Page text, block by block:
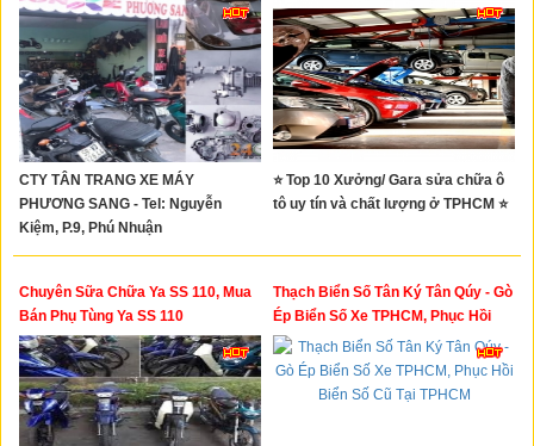
CTY TÂN TRANG XE MÁY
PHƯƠNG SANG - Tel: Nguyễn
Kiệm, P.9, Phú Nhuận
⭐ Top 10 Xưởng/ Gara sửa chữa ô
tô uy tín và chất lượng ở TPHCM ⭐
Chuyên Sữa Chữa Ya SS 110, Mua
Bán Phụ Tùng Ya SS 110
Thạch Biển Số Tân Ký Tân Qúy - Gò
Ép Biển Số Xe TPHCM, Phục Hồi
Biển Số Cũ Tại TPHCM